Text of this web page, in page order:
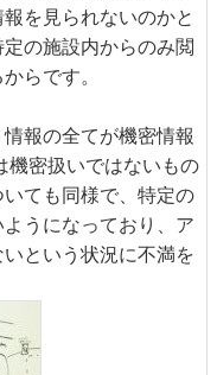
を見られないのかと
の施設内からのみ閲
らです。
報の全てが機密情報
機密扱いではないもの
ても同様で、特定の
うになっており、ア
という状況に不満を